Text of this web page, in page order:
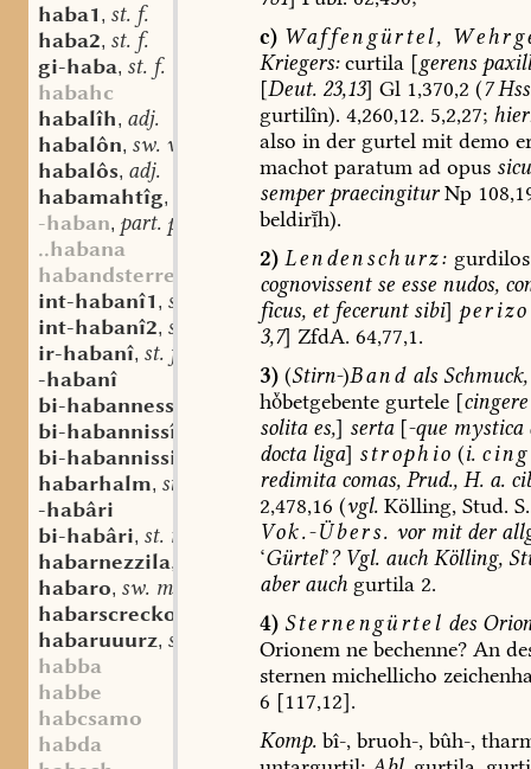
haba1, st. f.
haba2, st. f.
gi-haba, st. f.
habahc
habalîh, adj.
habalôn, sw. v.
habalôs, adj.
habamahtîg,
-haban, part. prt.
..habana
habandsterre
int-habanî1, st. f.
int-habanî2, st. f.
ir-habanî, st. f.
-habanî
bi-habannessi
bi-habannissî
bi-habannissida
habarhalm, st. m.
-habâri
bi-habâri, st. m.
habarnezzila,
habaro, sw. m.
habarscrecko
habaruuurz, st. f.
habba
habbe
habcsamo
habda
c) Waffengürtel,
Kriegers: curtila[gerens
[Deut.23,13] Gl1,370,2 (7
gurtilîn). 4,260,12. 5,2,27;
also indergurtelmitdemo
machotparatumadopus
semper praecingiturNp
beldirh).
2) Lendenschurz: gurdilos
cognovissent seessenudos,
ficus,etfeceruntsibi]
3,7] ZfdA. 64,77,1.
3)(Stirn-)Band als Schmuck,
hbetgebentegurtele[cingere
solitaes,] serta[-quemystica
doctaliga] strophio (i.
redimitacomas,Prud.,H. a.
2,478,16 (vgl.Kölling,Stud. S.
Vok.-Übers. vormitder
‘Gürtel’?Vgl.auchKölling,
aberauch gurtila2.
4) Sternengürtel des
Orionem nebechenne?An
sternenmichellicho
6 [117,12].
Komp.bî-,bruoh-,bûh-,